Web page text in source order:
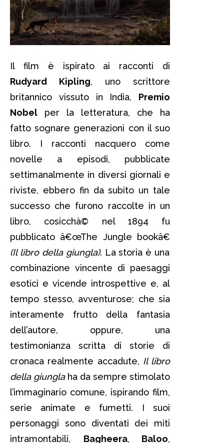
Il film è ispirato ai racconti di
Rudyard Kipling, uno scrittore
britannico vissuto in India, Premio
Nobel per la letteratura, che ha
fatto sognare generazioni con il suo
libro. I racconti nacquero come
novelle a episodi, pubblicate
settimanalmente in diversi giornali e
riviste, ebbero fin da subito un tale
successo che furono raccolte in un
libro, cosicchà© nel 1894 fu
pubblicato â€œThe Jungle bookâ€
(Il libro della giungla). La storia è una
combinazione vincente di paesaggi
esotici e vicende introspettive e, al
tempo stesso, avventurose; che sia
interamente frutto della fantasia
dell’autore, oppure, una
testimonianza scritta di storie di
cronaca realmente accadute, Il libro
della giunglaha da sempre stimolato
l’immaginario comune, ispirando film,
serie animate e fumetti. I suoi
personaggi sono diventati dei miti
intramontabili, Bagheera, Baloo,